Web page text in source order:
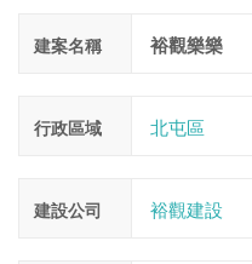
建案名稱 裕觀樂樂
行政區域 北屯區
建設公司 裕觀建設